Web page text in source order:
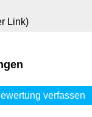
Link)
verfassen